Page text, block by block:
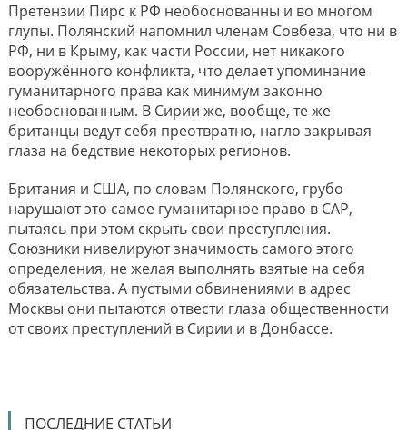
Претензии Пирс к РФ необоснованны и во многом
глупы. Полянский напомнил членам Совбеза, что ни в
РФ, ни в Крыму, как части России, нет никакого
вооружённого конфликта, что делает упоминание
гуманитарного права как минимум законно
необоснованным. В Сирии же, вообще, те же
британцы ведут себя преотвратно, нагло закрывая
глаза на бедствие некоторых регионов.
Британия и США, по словам Полянского, грубо
нарушают это самое гуманитарное право в САР,
пытаясь при этом скрыть свои преступления.
Союзники нивелируют значимость самого этого
определения, не желая выполнять взятые на себя
обязательства. А пустыми обвинениями в адрес
Москвы они пытаются отвести глаза общественности
от своих преступлений в Сирии и в Донбассе.
ПОСЛЕДНИЕ СТАТЬИ